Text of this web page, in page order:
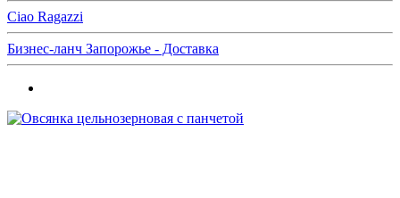
Ciao Ragazzi
Бизнес-ланч Запорожье - Доставка